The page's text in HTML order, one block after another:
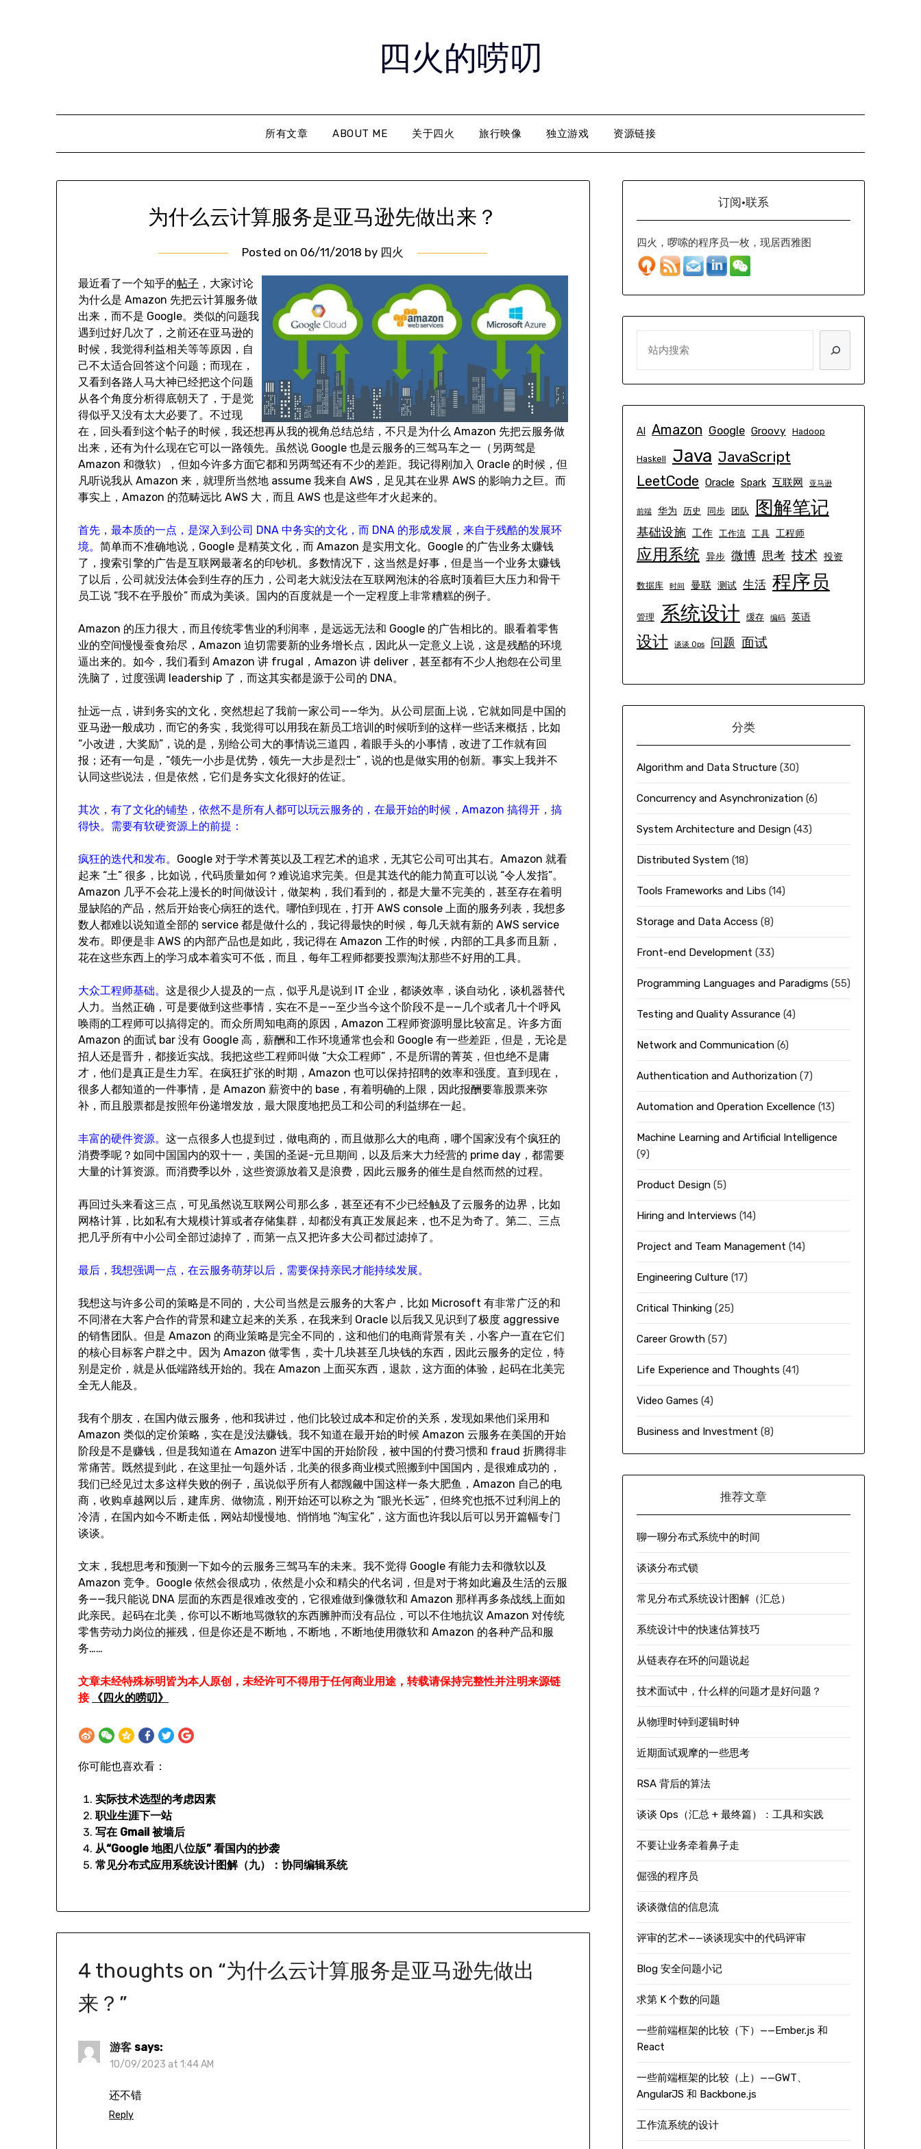
四火的唠叨
所有文章 ABOUT ME 关于四火 旅行映像 独立游戏 资源链接
为什么云计算服务是亚马逊先做出来？
Posted on 06/11/2018 by 四火
最近看了一个知乎的帖子 ，大家讨论
为什么是 Amazon 先把云计算服务做
出来，而不是 Google。类似的问题我
遇到过好几次了，之前还在亚马逊的
时候，我觉得利益相关等等原因，自
己不太适合回答这个问题；而现在，
又看到各路人马大神已经把这个问题
从各个角度分析得底朝天了，于是觉
得似乎又没有太大必要了。不过现
在，回头看到这个帖子的时候，我还想再从我的视角总结总结，不只是为什么 Amazon 先把云服务做
出来，还有为什么现在它可以一路领先。虽然说 Google 也是云服务的三驾马车之一（另两驾是
Amazon 和微软），但如今许多方面它都和另两驾还有不少的差距。我记得刚加入 Oracle 的时候，但
凡听说我从 Amazon 来，就理所当然地 assume 我来自 AWS，足见其在业界 AWS 的影响力之巨。而
事实上，Amazon 的范畴远比 AWS 大，而且 AWS 也是这些年才火起来的。
首先，最本质的一点，是深入到公司 DNA 中务实的文化，而 DNA 的形成发展，来自于残酷的发展环
境。简单而不准确地说，Google 是精英文化，而 Amazon 是实用文化。Google 的广告业务太赚钱
了，搜索引擎的广告是互联网最著名的印钞机。多数情况下，这当然是好事，但是当一个业务太赚钱
了以后，公司就没法体会到生存的压力，公司老大就没法在互联网泡沫的谷底时顶着巨大压力和骨干
员工说 “我不在乎股价” 而成为美谈。国内的百度就是一个一定程度上非常糟糕的例子。
Amazon 的压力很大，而且传统零售业的利润率，是远远无法和 Google 的广告相比的。眼看着零售
业的空间慢慢蚕食殆尽，Amazon 迫切需要新的业务增长点，因此从一定意义上说，这是残酷的环境
逼出来的。如今，我们看到 Amazon 讲 frugal，Amazon 讲 deliver，甚至都有不少人抱怨在公司里
洗脑了，过度强调 leadership 了，而这其实都是源于公司的 DNA。
扯远一点，讲到务实的文化，突然想起了我前一家公司——华为。从公司层面上说，它就如同是中国的
亚马逊一般成功，而它的务实，我觉得可以用我在新员工培训的时候听到的这样一些话来概括，比如
“小改进，大奖励”，说的是，别给公司大的事情说三道四，着眼手头的小事情，改进了工作就有回
报；还有一句是，“领先一小步是优势，领先一大步是烈士”，说的也是做实用的创新。事实上我并不
认同这些说法，但是依然，它们是务实文化很好的佐证。
其次，有了文化的铺垫，依然不是所有人都可以玩云服务的，在最开始的时候，Amazon 搞得开，搞
得快。需要有软硬资源上的前提：
疯狂的迭代和发布。 Google 对于学术菁英以及工程艺术的追求，无其它公司可出其右。Amazon 就看
起来 “土” 很多，比如说，代码质量如何？难说追求完美。但是其迭代的能力简直可以说 “令人发指”。
Amazon 几乎不会花上漫长的时间做设计，做架构，我们看到的，都是大量不完美的，甚至存在着明
显缺陷的产品，然后开始丧心病狂的迭代。哪怕到现在，打开 AWS console 上面的服务列表，我想多
数人都难以说知道全部的 service 都是做什么的，我记得最快的时候，每几天就有新的 AWS service
发布。即便是非 AWS 的内部产品也是如此，我记得在 Amazon 工作的时候，内部的工具多而且新，
花在这些东西上的学习成本着实可不低，而且，每年工程师都要投票淘汰那些不好用的工具。
大众工程师基础。这是很少人提及的一点，似乎凡是说到 IT 企业，都谈效率，谈自动化，谈机器替代
人力。当然正确，可是要做到这些事情，实在不是——至少当今这个阶段不是——几个或者几十个呼风
唤雨的工程师可以搞得定的。而众所周知电商的原因，Amazon 工程师资源明显比较富足。许多方面
Amazon 的面试 bar 没有 Google 高，薪酬和工作环境通常也会和 Google 有一些差距，但是，无论是
招人还是晋升，都接近实战。我把这些工程师叫做 “大众工程师”，不是所谓的菁英，但也绝不是庸
才，他们是真正是生力军。在疯狂扩张的时期，Amazon 也可以保持招聘的效率和强度。直到现在，
很多人都知道的一件事情，是 Amazon 薪资中的 base，有着明确的上限，因此报酬要靠股票来弥
补，而且股票都是按照年份递增发放，最大限度地把员工和公司的利益绑在一起。
丰富的硬件资源。这一点很多人也提到过，做电商的，而且做那么大的电商，哪个国家没有个疯狂的
消费季呢？如同中国国内的双十一，美国的圣诞-元旦期间，以及后来大力经营的 prime day，都需要
大量的计算资源。而消费季以外，这些资源放着又是浪费，因此云服务的催生是自然而然的过程。
再回过头来看这三点，可见虽然说互联网公司那么多，甚至还有不少已经触及了云服务的边界，比如
网格计算，比如私有大规模计算或者存储集群，却都没有真正发展起来，也不足为奇了。第二、三点
把几乎所有中小公司全部过滤掉了，而第一点又把许多大公司都过滤掉了。
最后，我想强调一点，在云服务萌芽以后，需要保持亲民才能持续发展。
我想这与许多公司的策略是不同的，大公司当然是云服务的大客户，比如 Microsoft 有非常广泛的和
不同潜在大客户合作的背景和建立起来的关系，在我来到 Oracle 以后我又见识到了极度 aggressive
的销售团队。但是 Amazon 的商业策略是完全不同的，这和他们的电商背景有关，小客户一直在它们
的核心目标客户群之中。因为 Amazon 做零售，卖十几块甚至几块钱的东西，因此云服务的定位，特
别是定价，就是从低端路线开始的。我在 Amazon 上面买东西，退款，这方面的体验，起码在北美完
全无人能及。
我有个朋友，在国内做云服务，他和我讲过，他们比较过成本和定价的关系，发现如果他们采用和
Amazon 类似的定价策略，实在是没法赚钱。我不知道在最开始的时候 Amazon 云服务在美国的开始
阶段是不是赚钱，但是我知道在 Amazon 进军中国的开始阶段，被中国的付费习惯和 fraud 折腾得非
常痛苦。既然提到此，在这里扯一句题外话，北美的很多商业模式照搬到中国国内，是很难成功的，
我们已经见过太多这样失败的例子，虽说似乎所有人都觊觎中国这样一条大肥鱼，Amazon 自己的电
商，收购卓越网以后，建库房、做物流，刚开始还可以称之为 “眼光长远”，但终究也抵不过利润上的
冷清，在国内如今不断走低，网站却慢慢地、悄悄地 “淘宝化”，这方面也许我以后可以另开篇幅专门
谈谈。
文末，我想思考和预测一下如今的云服务三驾马车的未来。我不觉得 Google 有能力去和微软以及
Amazon 竞争。Google 依然会很成功，依然是小众和精尖的代名词，但是对于将如此遍及生活的云服
务——我只能说 DNA 层面的东西是很难改变的，它很难做到像微软和 Amazon 那样再多条战线上面如
此亲民。起码在北美，你可以不断地骂微软的东西臃肿而没有品位，可以不住地抗议 Amazon 对传统
零售劳动力岗位的摧残，但是你还是不断地，不断地，不断地使用微软和 Amazon 的各种产品和服
务……
文章未经特殊标明皆为本人原创，未经许可不得用于任何商业用途，转载请保持完整性并注明来源链
接
《四火的唠叨》
你可能也喜欢看：
实际技术选型的考虑因素
职业生涯下一站
写在 Gmail 被墙后
从“Google 地图八位版” 看国内的抄袭
常见分布式应用系统设计图解（九）：协同编辑系统
4 thoughts on “为什么云计算服务是亚马逊先做出
来？ ”
游客 says:
10/09/2023 at 1:44 AM
还不错
Reply
订阅·联系
四火，啰嗦的程序员一枚，现居西雅图
AI Amazon Google Groovy Hadoop
Haskell Java JavaScript
LeetCode Oracle Spark 互联网 亚马逊
前端 华为 历史 同步 团队 图解笔记
基础设施 工作 工作流 工具 工程师
应用系统 异步 微博 思考 技术 投资
数据库 时间 曼联 测试 生活 程序员
管理 系统设计 缓存 编码 英语
设计 谈谈 Ops 问题 面试
分类
Algorithm and Data Structure (30)
Concurrency and Asynchronization(6)
System Architecture and Design(43)
Distributed System(18)
Tools Frameworks and Libs (14)
Storage and Data Access (8)
Front-end Development (33)
Programming Languages and Paradigms (55)
Testing and Quality Assurance (4)
Network and Communication(6)
Authentication and Authorization(7)
Automation and Operation Excellence (13)
Machine Learning and Artificial Intelligence
(9)
Product Design(5)
Hiring and Interviews (14)
Project and Team Management (14)
Engineering Culture (17)
Critical Thinking(25)
Career Growth(57)
Life Experience and Thoughts (41)
Video Games (4)
Business and Investment (8)
推荐文章
聊一聊分布式系统中的时间
谈谈分布式锁
常见分布式系统设计图解（汇总）
系统设计中的快速估算技巧
从链表存在环的问题说起
技术面试中，什么样的问题才是好问题？
从物理时钟到逻辑时钟
近期面试观摩的一些思考
RSA 背后的算法
谈谈 Ops（汇总 + 最终篇）：工具和实践
不要让业务牵着鼻子走
倔强的程序员
谈谈微信的信息流
评审的艺术——谈谈现实中的代码评审
Blog 安全问题小记
求第 K 个数的问题
一些前端框架的比较（下）——Ember.js 和
React
一些前端框架的比较（上）——GWT、
AngularJS 和 Backbone.js
工作流系统的设计